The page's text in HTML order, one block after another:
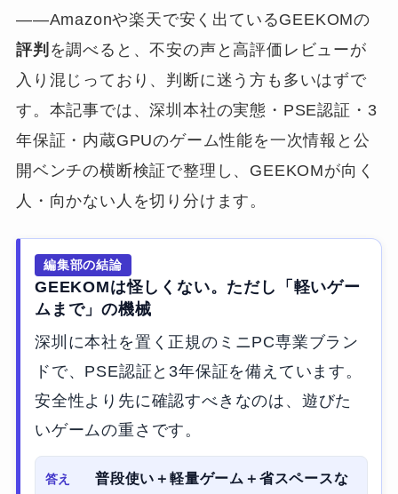
――Amazonや楽天で安く出ているGEEKOMの
評判 を調べると、不安の声と高評価レビューが
入り混じっており、判断に迷う方も多いはずで
す。本記事では、深圳本社の実態・PSE認証・3
年保証・内蔵GPUのゲーム性能を一次情報と公
開ベンチの横断検証で整理し、GEEKOMが向く
人・向かない人を切り分けます。
編集部の結論
GEEKOMは怪しくない。ただし「軽いゲー
ムまで」の機械
深圳に本社を置く正規のミニPC専業ブラン
ドで、PSE認証と3年保証を備えています。
安全性より先に確認すべきなのは、遊びた
いゲームの重さです。
答え 普段使い＋軽量ゲーム＋省スペースな